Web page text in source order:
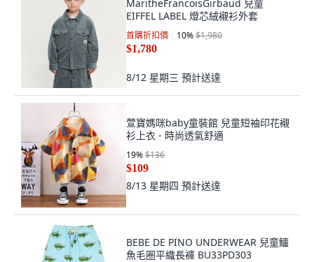
MaritheFrancoisGirbaud 兒童
EIFFEL LABEL 燈芯絨襯衫外套
首購折扣價 10%$1,980
$1,780
8/12 星期三 預計送達
萱寶媽咪baby童裝館 兒童短袖印花襯
衫上衣 - 時尚透氣舒適
19%$136
$109
8/13 星期四 預計送達
BEBE DE PINO UNDERWEAR 兒童鱷
魚毛圈平織長褲 BU33PD303